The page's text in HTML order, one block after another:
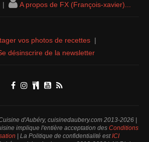
| A propos de FX (François-xavier)...
vos photos de recettes |
désinscrire de la newsletter
d'Aubéry, cuisinedaubery.com 2013-2026 |
implique l'entière acceptation des Conditions
| La Politique de confidentialité estICI